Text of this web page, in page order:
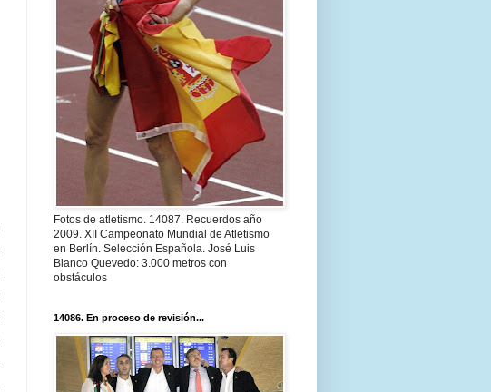
Fotos de atletismo. 14087. Recuerdos año
2009. XII Campeonato Mundial de Atletismo
en Berlín. Selección Española. José Luis
Blanco Quevedo: 3.000 metros con
obstáculos
14086. En proceso de revisión...